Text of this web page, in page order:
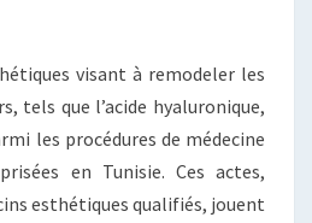
visant à remodeler les
tels que l’acide hyaluronique,
les procédures de médecine
en Tunisie. Ces actes,
esthétiques qualifiés, jouent